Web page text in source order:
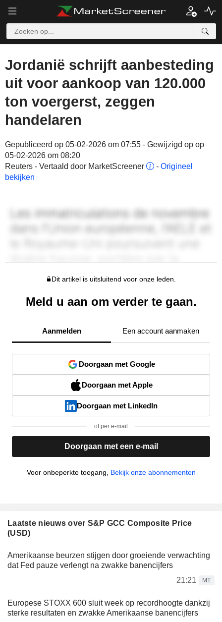
Jordanië schrijft aanbesteding
uit voor aankoop van 120.000
ton voergerst, zeggen
handelaren
Gepubliceerd op 05-02-2026 om 07:55 - Gewijzigd op op
05-02-2026 om 08:20
Reuters - Vertaald door MarketScreener
- Origineel
bekijken
Dit artikel is uitsluitend voor onze leden.
Meld u aan om verder te gaan.
Aanmelden Een account aanmaken
Doorgaan met Google
Doorgaan met Apple
Doorgaan met LinkedIn
of per e-mail
Doorgaan met een e-mail
Voor onbeperkte toegang, Bekijk onze abonnementen
Laatste nieuws over S&P GCC Composite Price
(USD)
Amerikaanse beurzen stijgen door groeiende verwachting
dat Fed pauze verlengt na zwakke banencijfers
21:21
MT
Europese STOXX 600 sluit week op recordhoogte dankzij
sterke resultaten en zwakke Amerikaanse banencijfers